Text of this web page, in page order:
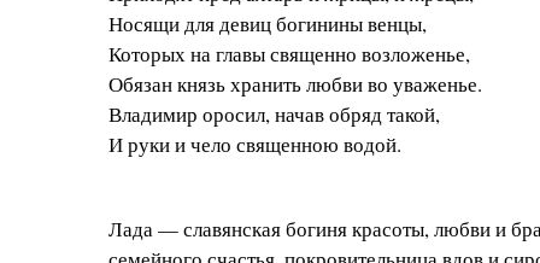
Носящи для девиц богинины венцы,
Которых на главы священно возложенье,
Обязан князь хранить любви во уваженье.
Владимир оросил, начав обряд такой,
И руки и чело священною водой.
Лада — славянская богиня красоты, любви и